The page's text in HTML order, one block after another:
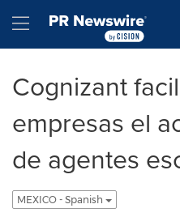
Hamburger menu
Cognizant
empresas el
de agentes
MEXICO - Spanish